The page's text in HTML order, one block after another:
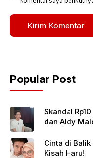
Popular Post
Skandal Rp10 Juta: Rahasia
dan Aldy
Cinta di
Kisah Haru!